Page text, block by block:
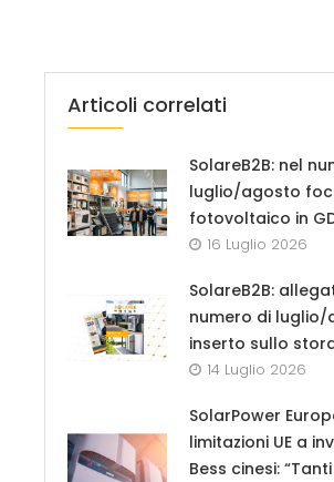
Articoli correlati
SolareB2B: nel
luglio/agosto
fotovoltaico in
16 Luglio 2026
SolareB2B:
numero di luglio/
inserto sullo
14 Luglio 2026
SolarPower
limitazioni UE a
Bess cinesi: